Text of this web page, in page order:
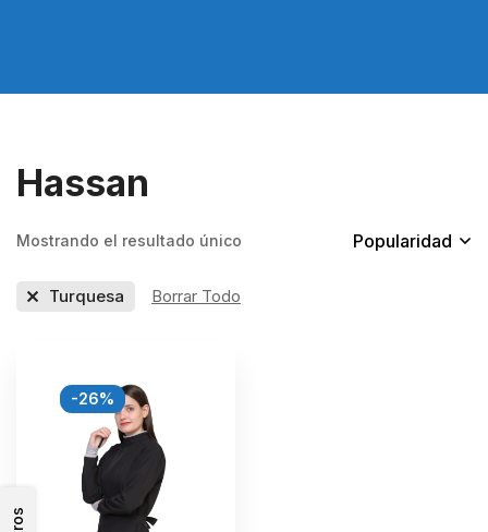
Hassan
Mostrando el resultado único Popularidad
Turquesa Borrar Todo
-26%